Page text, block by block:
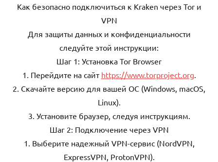
Как безопасно подключиться к Kraken через Tor и
VPN
Для защиты данных и конфиденциальности
следуйте этой инструкции:
Шаг 1: Установка Tor Browser
1. Перейдите на сайт https://www.torproject.org
2. Скачайте версию для вашей ОС (Windows, macOS,
Linux).
3. Установите браузер, следуя инструкциям.
Шаг 2: Подключение через VPN
1. Выберите надежный VPN-сервис (NordVPN,
ExpressVPN, ProtonVPN).